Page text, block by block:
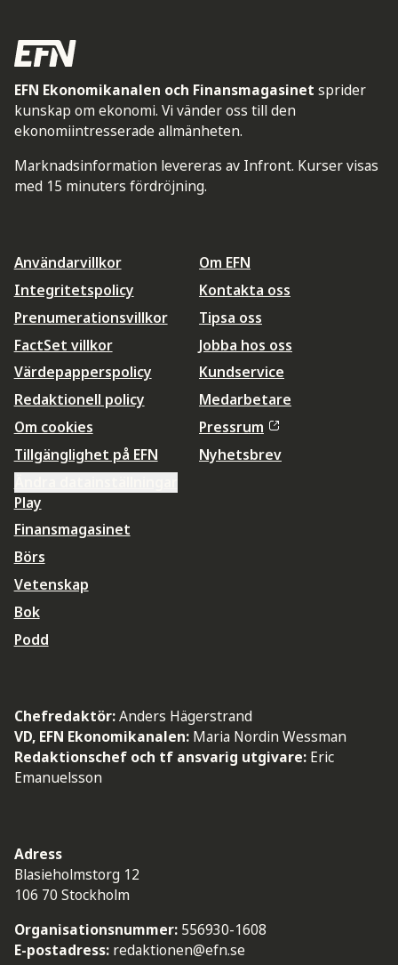
EFN Ekonomikanalen och Finansmagasinet sprider
kunskap om ekonomi. Vi vänder oss till den
ekonomiintresserade allmänheten.
Marknadsinformation levereras av Infront. Kurser visas
med 15 minuters fördröjning.
Användarvillkor
Integritetspolicy
Prenumerationsvillkor
FactSet villkor
Värdepapperspolicy
Redaktionell policy
Om cookies
Tillgänglighet på EFN
Om EFN
Kontakta oss
Tipsa oss
Jobba hos oss
Kundservice
Medarbetare
Pressrum
Nyhetsbrev
Play
Finansmagasinet
Börs
Vetenskap
Bok
Podd
Chefredaktör:Anders Hägerstrand
VD, EFN Ekonomikanalen: Maria Nordin Wessman
Redaktionschef och tf ansvarig utgivare: Eric
Emanuelsson
Adress
Blasieholmstorg 12
106 70 Stockholm
Organisationsnummer: 556930-1608
E-postadress: redaktionen@efn.se